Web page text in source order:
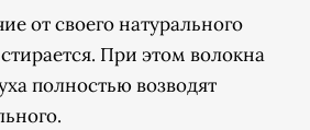
от своего натурального
При этом волокна
полностью возводят